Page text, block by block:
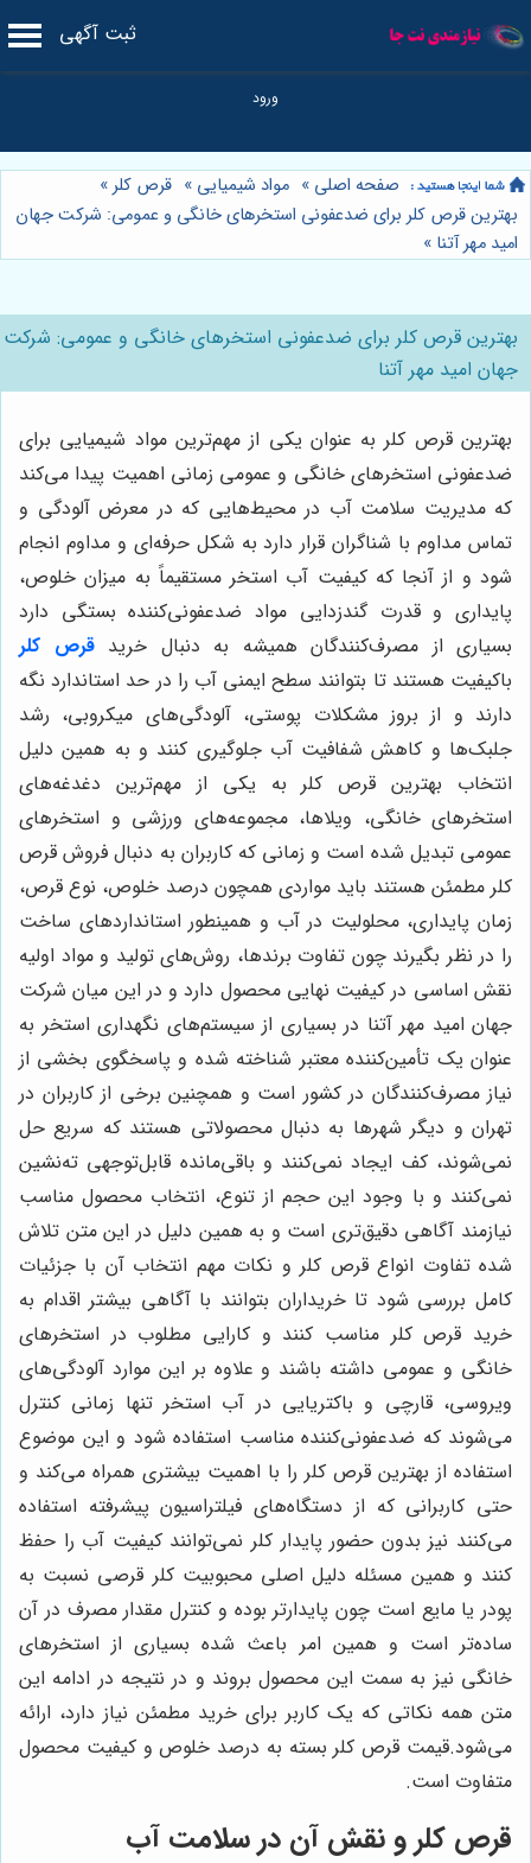
ثبت آگهی
صفحه اصلی » مواد شیمیایی » قرص کلر»
بهترین قرص کلر برای ضدعفونی استخرهای خانگی و عمومی: شرکت جهان
امید مهر آتنا »
بهترین قرص کلر برای ضدعفونی استخرهای خانگی و عمومی: شرکت
جهان امید مهر آتنا
بهترین قرص کلر به عنوان یکی از مهم‌ترین مواد شیمیایی برای
ضدعفونی استخرهای خانگی و عمومی زمانی اهمیت پیدا می‌کند
که مدیریت سلامت آب در محیط‌هایی که در معرض آلودگی و
تماس مداوم با شناگران قرار دارد به شکل حرفه‌ای و مداوم انجام
شود و از آنجا که کیفیت آب استخر مستقیماً به میزان خلوص،
پایداری و قدرت گندزدایی مواد ضدعفونی‌کننده بستگی دارد
بسیاری از مصرف‌کنندگان همیشه به دنبال خریدقرص کلر
باکیفیت هستند تا بتوانند سطح ایمنی آب را در حد استاندارد نگه
دارند و از بروز مشکلات پوستی، آلودگی‌های میکروبی، رشد
جلبک‌ها و کاهش شفافیت آب جلوگیری کنند و به همین دلیل
انتخاب بهترین قرص کلر به یکی از مهم‌ترین دغدغه‌های
استخرهای خانگی، ویلاها، مجموعه‌های ورزشی و استخرهای
عمومی تبدیل شده است و زمانی که کاربران به دنبال فروش قرص
کلر مطمئن هستند باید مواردی همچون درصد خلوص، نوع قرص،
زمان پایداری، محلولیت در آب و همینطور استانداردهای ساخت
را در نظر بگیرند چون تفاوت برندها، روش‌های تولید و مواد اولیه
نقش اساسی در کیفیت نهایی محصول دارد و در این میان شرکت
جهان امید مهر آتنا در بسیاری از سیستم‌های نگهداری استخر به
عنوان یک تأمین‌کننده معتبر شناخته شده و پاسخگوی بخشی از
نیاز مصرف‌کنندگان در کشور است و همچنین برخی از کاربران در
تهران و دیگر شهرها به دنبال محصولاتی هستند که سریع حل
نمی‌شوند، کف ایجاد نمی‌کنند و باقی‌مانده قابل‌توجهی ته‌نشین
نمی‌کنند و با وجود این حجم از تنوع، انتخاب محصول مناسب
نیازمند آگاهی دقیق‌تری است و به همین دلیل در این متن تلاش
شده تفاوت انواع قرص کلر و نکات مهم انتخاب آن با جزئیات
کامل بررسی شود تا خریداران بتوانند با آگاهی بیشتر اقدام به
خرید قرص کلر مناسب کنند و کارایی مطلوب در استخرهای
خانگی و عمومی داشته باشند و علاوه بر این موارد آلودگی‌های
ویروسی، قارچی و باکتریایی در آب استخر تنها زمانی کنترل
می‌شوند که ضدعفونی‌کننده مناسب استفاده شود و این موضوع
استفاده از بهترین قرص کلر را با اهمیت بیشتری همراه می‌کند و
حتی کاربرانی که از دستگاه‌های فیلتراسیون پیشرفته استفاده
می‌کنند نیز بدون حضور پایدار کلر نمی‌توانند کیفیت آب را حفظ
کنند و همین مسئله دلیل اصلی محبوبیت کلر قرصی نسبت به
پودر یا مایع است چون پایدارتر بوده و کنترل مقدار مصرف در آن
ساده‌تر است و همین امر باعث شده بسیاری از استخرهای
خانگی نیز به سمت این محصول بروند و در نتیجه در ادامه این
متن همه نکاتی که یک کاربر برای خرید مطمئن نیاز دارد، ارائه
می‌شود.قیمت قرص کلر بسته به درصد خلوص و کیفیت محصول
متفاوت است.
قرص کلر و نقش آن در سلامت آب